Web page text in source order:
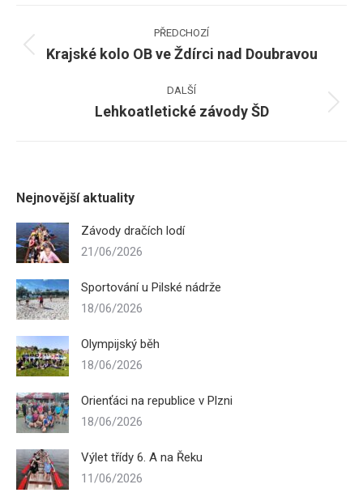
navigation
PŘEDCHOZÍ
Previous
Krajské kolo OB ve Ždírci nad Doubravou
DALŠÍ
Next
Lehkoatletické závody ŠD
Nejnovější aktuality
Závody dračích lodí
21/06/2026
Sportování u Pilské nádrže
18/06/2026
Olympijský běh
18/06/2026
Orienťáci na republice v Plzni
18/06/2026
Výlet třídy 6. A na Řeku
11/06/2026